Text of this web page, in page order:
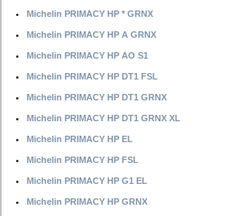
Michelin PRIMACY HP * GRNX
Michelin PRIMACY HP A GRNX
Michelin PRIMACY HP AO S1
Michelin PRIMACY HP DT1 FSL
Michelin PRIMACY HP DT1 GRNX
Michelin PRIMACY HP DT1 GRNX XL
Michelin PRIMACY HP EL
Michelin PRIMACY HP FSL
Michelin PRIMACY HP G1 EL
Michelin PRIMACY HP GRNX